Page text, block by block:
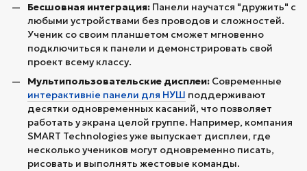
Бесшовная интеграция: Панели научатся "дружить" с
любыми устройствами без проводов и сложностей.
Ученик со своим планшетом сможет мгновенно
подключиться к панели и демонстрировать свой
проект всему классу.
Мультипользовательские дисплеи: Современные
интерактивніе панели для НУШ поддерживают
десятки одновременных касаний, что позволяет
работать у экрана целой группе. Например, компания
SMART Technologies уже выпускает дисплеи, где
несколько учеников могут одновременно писать,
рисовать и выполнять жестовые команды.